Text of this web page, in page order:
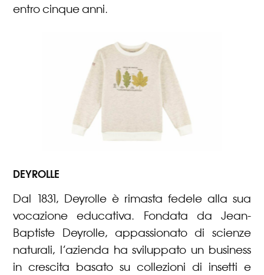
entro cinque anni.
DEYROLLE
Dal 1831, Deyrolle è rimasta fedele alla sua
vocazione educativa. Fondata da Jean-
Baptiste Deyrolle, appassionato di scienze
naturali, l’azienda ha sviluppato un business
in crescita basato su collezioni di insetti e